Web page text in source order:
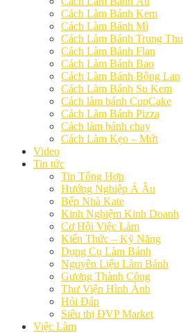
Cách Làm Bánh Kem
Cách Làm Bánh Mì
Cách Làm Bánh Trung Thu
Cách Làm Bánh Flan
Cách Làm Bánh Bao
Cách Làm Bánh Bông Lan
Cách Làm Bánh Su Kem
Cách làm bánh CupCake
Cách Làm Bánh Pizza
Cách làm bánh chay
Cách Làm Kẹo – Mứt
Video
Tin tức
Tin Tổng Hợp
Hướng Nghiệp Á Âu
Bếp Nhà Kate
Kinh Nghiệm Kinh Doanh
Cơ Hội Việc Làm
Kiến Thức – Kỹ Năng
Dụng Cụ Làm Bánh
Nguyên Liệu Làm Bánh
Gương Thành Công
Thư Viện Hình Ảnh
Hỏi Đáp
Siêu thị ĐVP Market
Việc Làm